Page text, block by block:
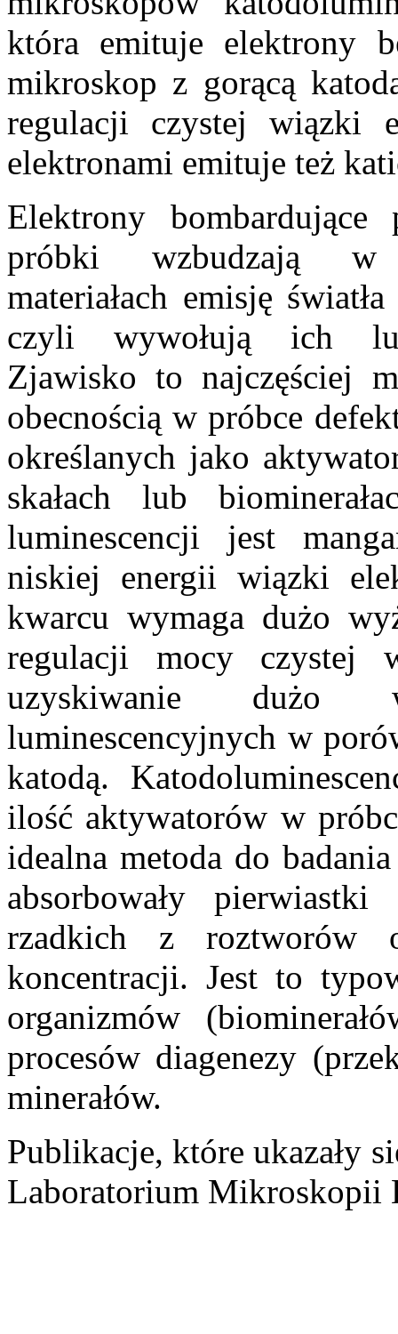
która emituje elektrony
mikroskop z gorącą
regulacji czystej wiązki
elektronami emituje też
Elektrony bombardujące
próbki wzbudzają w
materiałach emisję
czyli wywołują ich
Zjawisko to najczęściej
obecnością w próbce
określanych jako
skałach lub
luminescencji jest
niskiej energii wiązki
kwarcu wymaga dużo
regulacji mocy czystej
uzyskiwanie dużo
luminescencyjnych w
katodą.
ilość aktywatorów w
idealna metoda do
absorbowały
rzadkich z roztworów
koncentracji. Jest to
organizmów
procesów diagenezy
minerałów.
Publikacje, które ukazały
Laboratorium Mikroskopii